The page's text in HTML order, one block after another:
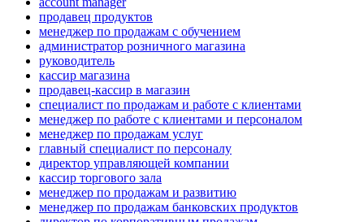
продавец продуктов
менеджер по продажам с обучением
администратор розничного магазина
руководитель
кассир магазина
продавец-кассир в магазин
специалист по продажам и работе с клиентами
менеджер по работе с клиентами и персоналом
менеджер по продажам услуг
главный специалист по персоналу
директор управляющей компании
кассир торгового зала
менеджер по продажам и развитию
менеджер по продажам банковских продуктов